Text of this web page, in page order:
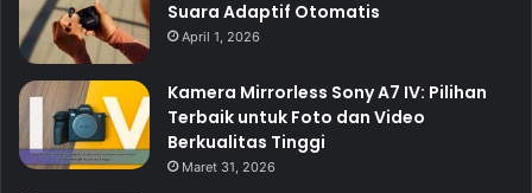
Suara Adaptif Otomatis
April 1, 2026
Kamera Mirrorless Sony A7 IV: Pilihan
Terbaik untuk Foto dan Video
Berkualitas Tinggi
Maret 31, 2026